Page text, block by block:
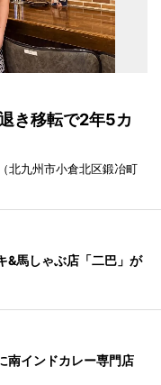
き移転で2年5カ
北九州市小倉北区鍛冶町
&馬しゃぶ店「二巴」が
南インドカレー専門店